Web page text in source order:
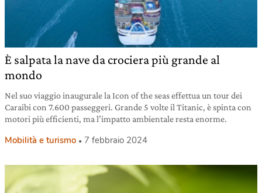
È salpata la nave da crociera più grande al
mondo
Nel suo viaggio inaugurale la Icon of the seas effettua un tour dei
Caraibi con 7.600 passeggeri. Grande 5 volte il Titanic, è spinta con
motori più efficienti, ma l’impatto ambientale resta enorme.
Mobilità e turismo 7 febbraio 2024